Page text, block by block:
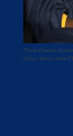
Pierre-Emerick
Saison hinaus beim